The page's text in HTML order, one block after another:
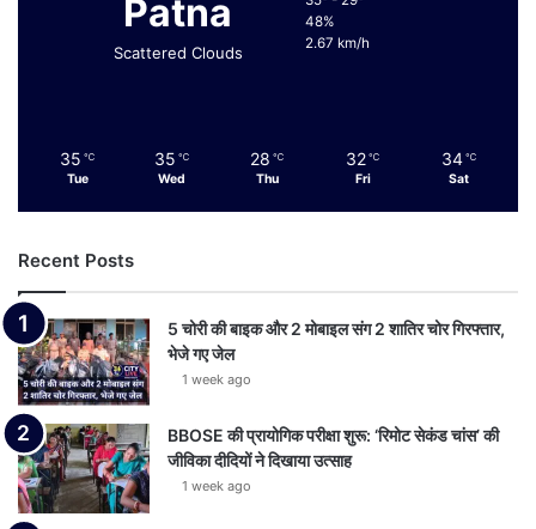
Patna
Scattered Clouds
48%
2.67 km/h
35 ℃
Tue
35 ℃
Wed
28 ℃
Thu
32 ℃
Fri
34 ℃
Sat
Recent Posts
5 चोरी की बाइक और 2 मोबाइल संग 2 शातिर चोर गिरफ्तार,
भेजे गए जेल
1 week ago
BBOSE की प्रायोगिक परीक्षा शुरू: ‘रिमोट सेकंड चांस’ की
जीविका दीदियों ने दिखाया उत्साह
1 week ago